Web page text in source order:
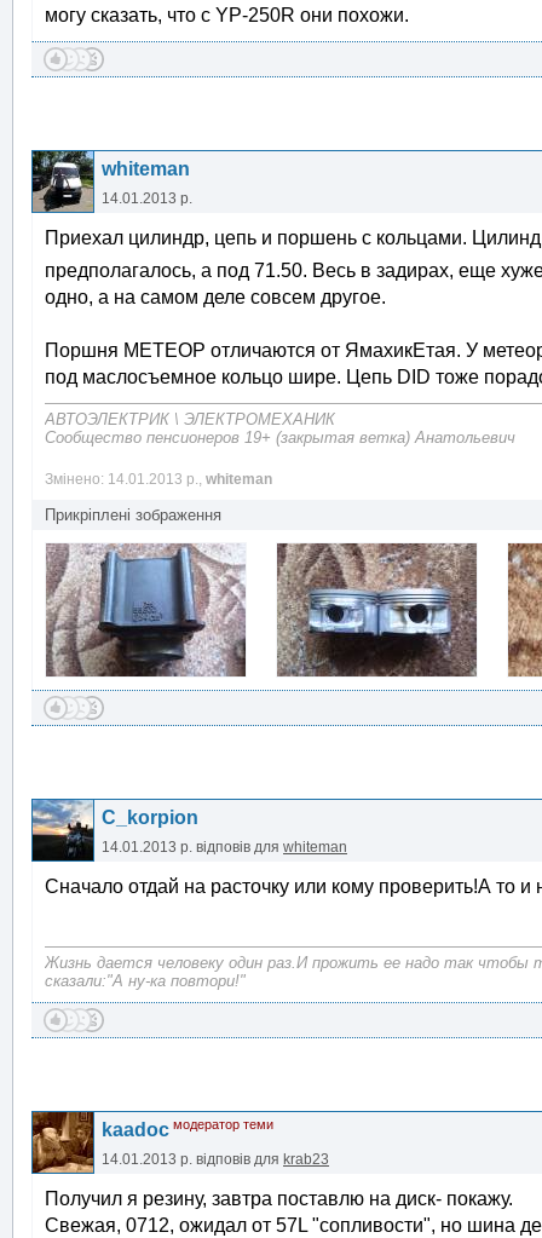
могу сказать, что с YP-250R они похожи.
whiteman
14.01.2013 р.
Приехал цилиндр, цепь и поршень с кольцами.
предполагалось, а под 71.50. Весь в задирах, еще
одно, а на самом деле совсем другое.
Поршня МЕТЕОР отличаются от ЯмахикЕтая. У
под маслосъемное кольцо шире. Цепь DID тоже
АВТОЭЛЕКТРИК \ ЭЛЕКТРОМЕХАНИК
Сообщество пенсионеров 19+ (закрытая ветка) Анатольевич
Змінено: 14.01.2013 р., whiteman
Прикріплені зображення
C_korpion
14.01.2013 р. відповів для whiteman
Сначало отдай на расточку или кому проверить!А то
Жизнь дается человеку один раз.И прожить ее надо так чтобы
сказали:"А ну-ка повтори!"
kaadoc модератор теми
14.01.2013 р. відповів для krab23
Получил я резину, завтра поставлю на диск- покажу.
Свежая, 0712, ожидал от 57L "сопливости", но шина